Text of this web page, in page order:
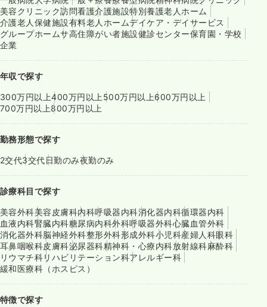
美容クリニック訪問看護介護施設特別養護老人ホーム
介護老人保健施設有料老人ホームデイケア・デイサービス
グループホームサ高住障がい者施設健診センター保育園・学校
企業
年収で探す
300万円以上400万円以上 500万円以上600万円以上
700万円以上800万円以上
勤務形態で探す
2交代3交代日勤のみ夜勤のみ
診療科目で探す
美容外科美容皮膚科内科呼吸器内科消化器内科循環器内科
血液内科腎臓内科糖尿病内科外科呼吸器外科心臓血管外科
消化器外科脳神経外科整形外科形成外科小児科産婦人科眼科
耳鼻咽喉科皮膚科泌尿器科精神科・心療内科放射線科麻酔科
リウマチ科リハビリテーション科アレルギー科
緩和医療科（ホスピス）
特徴で探す